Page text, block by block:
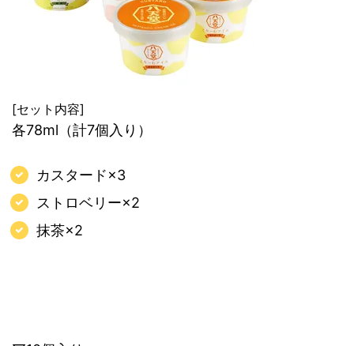
[セット内容]
各78ml（計7個入り）
カスタード×3
ストロベリー×2
抹茶×2